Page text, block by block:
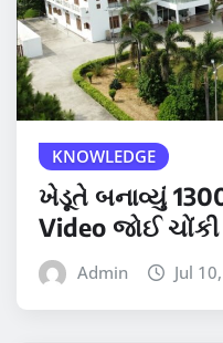
KNOWLEDGE
ખેડૂતે બનાવ્યું
Video જોઈ
Admin Jul